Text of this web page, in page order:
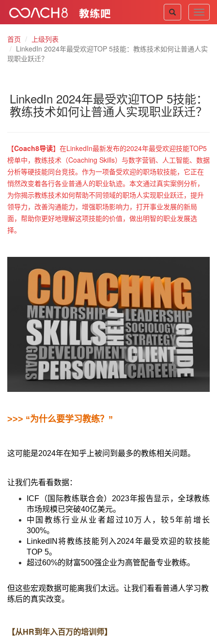
首页
上级列表
LinkedIn 2024年最受欢迎TOP 5技能：教练技术如何让普通人实
现职业跃迁？
LinkedIn 2024年最受欢迎TOP 5技能：
教练技术如何让普通人实现职业跃迁？
【Coach8导读】 在LinkedIn最新发布的2024年最受欢迎技能TOP5
榜单中，教练技术（Coaching Skills）与数字营销、人工智能、数据
分析等硬技能同台竞技。作为一项备受欢迎的职场软技能，它正在
悄然改变着各行各业普通人的职业轨迹。本文通过真实案例分析，
为你揭示教练技术如何帮助不同领域的职场人实现职业跃迁，提升
领导力，改善沟通能力，增强职场影响力，打开事业发展的新局
面，帮助你更好地理解这项技能的价值，做出明智的职业发展选
择。
>>> “为什么要学习教练？ ”
这可能是2024年在知乎上被问到最多的教练相关问题。
让我们先看看数据：
ICF （国际教练联合会） 2023年报告显示，全球教练
市场规模已突破40亿美元。
中国教练行业从业者超过 10万人，较5年前增长
300%。
LinkedIN 将教练技能列入 2024年最受欢迎的软技能
TOP 5。
超过60%的财富500强企业为高管配备专业教练。
但这些宏观数据可能离我们太远。 让我们看看普通人学习教
练后的真实改变。
【从HR到年入百万的培训师】